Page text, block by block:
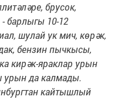
брусок,
- барлыгы 10-12
шулай ук мич, көрәк,
бензин пычкысы,
кирәк-яраклар урын
урын да калмады.
кайтышлый